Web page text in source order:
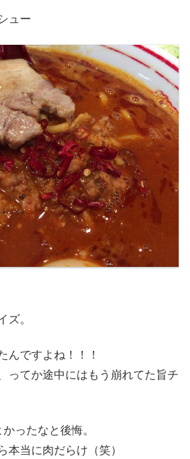
ュー
ズ。
んですよね！！！
ってか途中にはもう崩れてた旨チ
ったなと後悔。
本当に肉だらけ（笑）